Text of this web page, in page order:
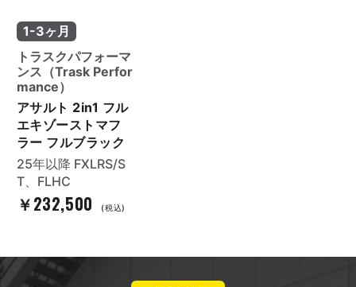
1-3ヶ月
トラスクパフォーマ
ンス（Trask Perfor
mance）
アサルト 2in1 フル
エキゾーストマフ
ラー フルブラック
25年以降 FXLRS/S
T、FLHC
￥232,500 (税込)